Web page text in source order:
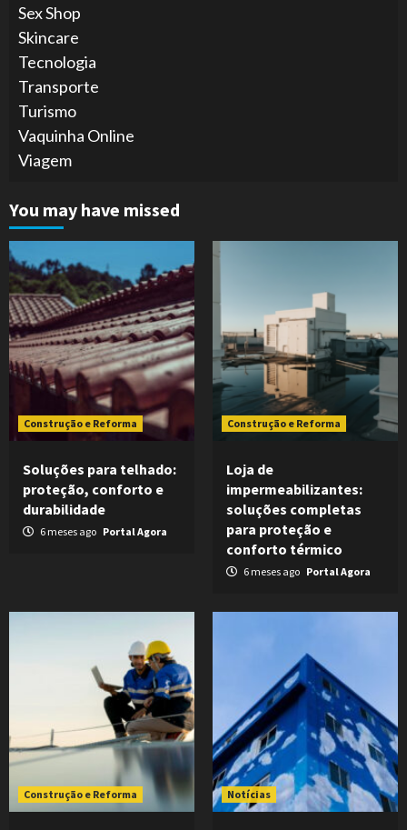
Sex Shop
Skincare
Tecnologia
Transporte
Turismo
Vaquinha Online
Viagem
You may have missed
Construção e Reforma
Soluções para telhado:
proteção, conforto e
durabilidade
6 meses ago Portal Agora
Construção e Reforma
Loja de
impermeabilizantes:
soluções completas
para proteção e
conforto térmico
6 meses ago Portal Agora
Construção e Reforma Notícias